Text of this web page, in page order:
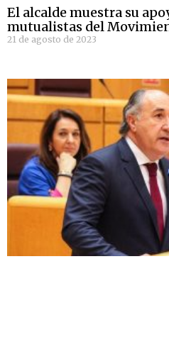
El alcalde muestra su
mutualistas del
21 de agosto de 2023